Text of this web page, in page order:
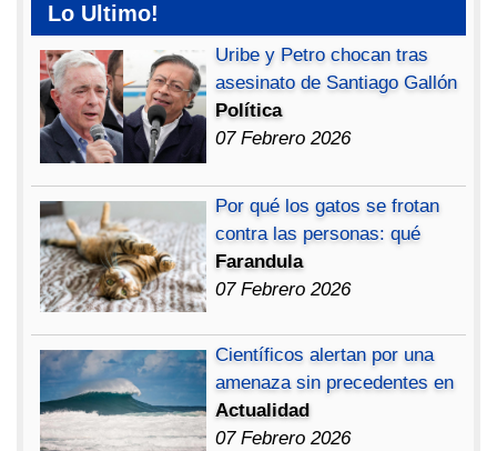
Lo Ultimo!
Uribe y Petro chocan tras
asesinato de Santiago Gallón
Política
07 Febrero 2026
Por qué los gatos se frotan
contra las personas: qué
Farandula
07 Febrero 2026
Científicos alertan por una
amenaza sin precedentes en
Actualidad
07 Febrero 2026